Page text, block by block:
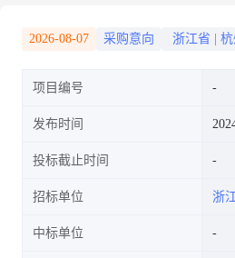
2026-08-07 采购意向 浙江省
项目编号
发布时间
投标截止时间
招标单位 浙
中标单位